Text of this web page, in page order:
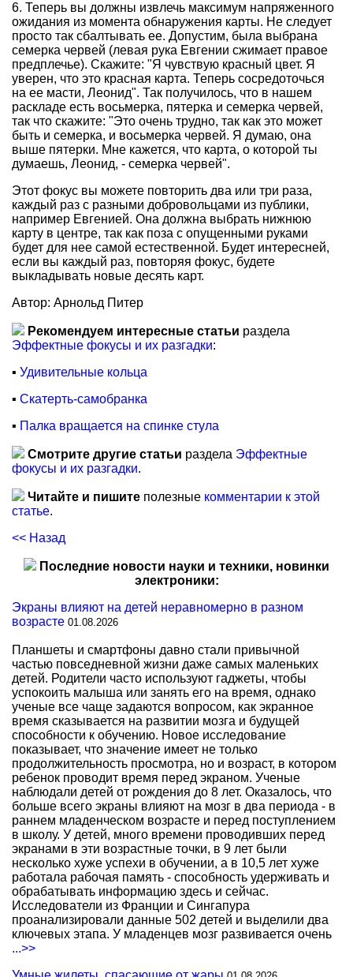
6. Теперь вы должны извлечь максимум напряженного
ожидания из момента обнаружения карты. Не следует
просто так сбалтывать ее. Допустим, была выбрана
семерка червей (левая рука Евгении сжимает правое
предплечье). Скажите: "Я чувствую красный цвет. Я
уверен, что это красная карта. Теперь сосредоточься
на ее масти, Леонид". Так получилось, что в нашем
раскладе есть восьмерка, пятерка и семерка червей,
так что скажите: "Это очень трудно, так как это может
быть и семерка, и восьмерка червей. Я думаю, она
выше пятерки. Мне кажется, что карта, о которой ты
думаешь, Леонид, - семерка червей".
Этот фокус вы можете повторить два или три раза,
каждый раз с разными добровольцами из публики,
например Евгенией. Она должна выбрать нижнюю
карту в центре, так как поза с опущенными руками
будет для нее самой естественной. Будет интересней,
если вы каждый раз, повторяя фокус, будете
выкладывать новые десять карт.
Автор: Арнольд Питер
Рекомендуем интересные статьи раздела
Эффектные фокусы и их разгадки:
▪ Удивительные кольца
▪ Скатерть-самобранка
▪ Палка вращается на спинке стула
Смотрите другие статьи раздела Эффектные
фокусы и их разгадки.
Читайте и пишите полезные комментарии к этой
статье.
<< Назад
Последние новости науки и техники, новинки
электроники:
Экраны влияют на детей неравномерно в разном
возрасте 01.08.2026
Планшеты и смартфоны давно стали привычной
частью повседневной жизни даже самых маленьких
детей. Родители часто используют гаджеты, чтобы
успокоить малыша или занять его на время, однако
ученые все чаще задаются вопросом, как экранное
время сказывается на развитии мозга и будущей
способности к обучению. Новое исследование
показывает, что значение имеет не только
продолжительность просмотра, но и возраст, в котором
ребенок проводит время перед экраном. Ученые
наблюдали детей от рождения до 8 лет. Оказалось, что
больше всего экраны влияют на мозг в два периода - в
раннем младенческом возрасте и перед поступлением
в школу. У детей, много времени проводивших перед
экранами в эти возрастные точки, в 9 лет были
несколько хуже успехи в обучении, а в 10,5 лет хуже
работала рабочая память - способность удерживать и
обрабатывать информацию здесь и сейчас.
Исследователи из Франции и Сингапура
проанализировали данные 502 детей и выделили два
ключевых этапа. У младенцев мозг развивается очень
...>>